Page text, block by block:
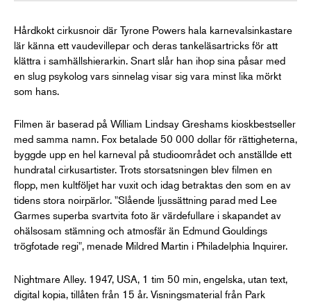
Hårdkokt cirkusnoir där Tyrone Powers hala karnevalsinkastare
lär känna ett vaudevillepar och deras tankeläsartricks för att
klättra i samhällshierarkin. Snart slår han ihop sina påsar med
en slug psykolog vars sinnelag visar sig vara minst lika mörkt
som hans.
Filmen är baserad på William Lindsay Greshams kioskbestseller
med samma namn. Fox betalade 50 000 dollar för rättigheterna,
byggde upp en hel karneval på studioområdet och anställde ett
hundratal cirkusartister. Trots storsatsningen blev filmen en
flopp, men kultföljet har vuxit och idag betraktas den som en av
tidens stora noirpärlor. "Slående ljussättning parad med Lee
Garmes superba svartvita foto är värdefullare i skapandet av
ohälsosam stämning och atmosfär än Edmund Gouldings
trögfotade regi", menade Mildred Martin i Philadelphia Inquirer.
Nightmare Alley. 1947, USA, 1 tim 50 min, engelska, utan text,
digital kopia, tillåten från 15 år. Visningsmaterial från Park